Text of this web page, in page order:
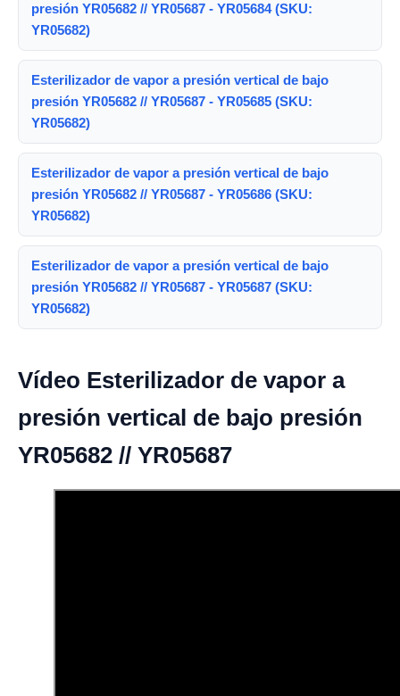
presión YR05682 // YR05687 - YR05684 (SKU:
YR05682)
Esterilizador de vapor a presión vertical de bajo
presión YR05682 // YR05687 - YR05685 (SKU:
YR05682)
Esterilizador de vapor a presión vertical de bajo
presión YR05682 // YR05687 - YR05686 (SKU:
YR05682)
Esterilizador de vapor a presión vertical de bajo
presión YR05682 // YR05687 - YR05687 (SKU:
YR05682)
Vídeo Esterilizador de vapor a
presión vertical de bajo presión
YR05682 // YR05687